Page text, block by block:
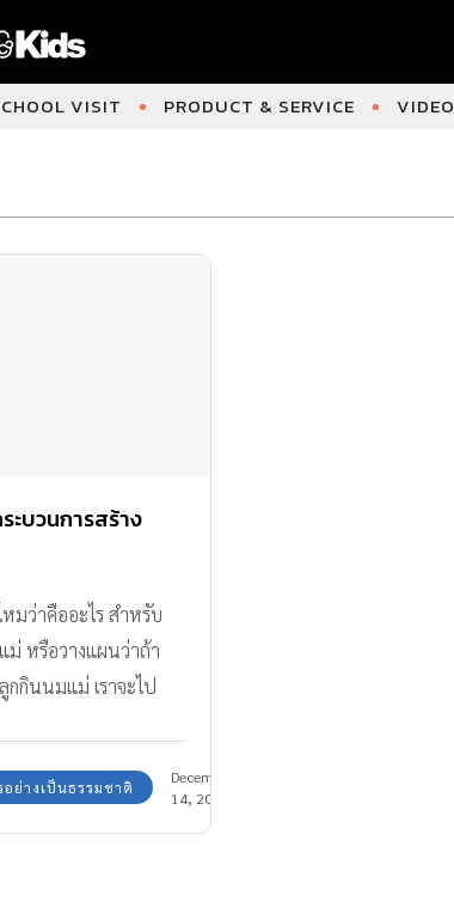
VISIT PRODUCT & SERVICE VIDEO
ะบวนการสร้าง
มว่าคืออะไร สำหรับ
ม่ หรือวางแผนว่าถ้า
กกินนมแม่ เราจะไป
ย่างเป็นธรรมชาติ
December
14, 2017